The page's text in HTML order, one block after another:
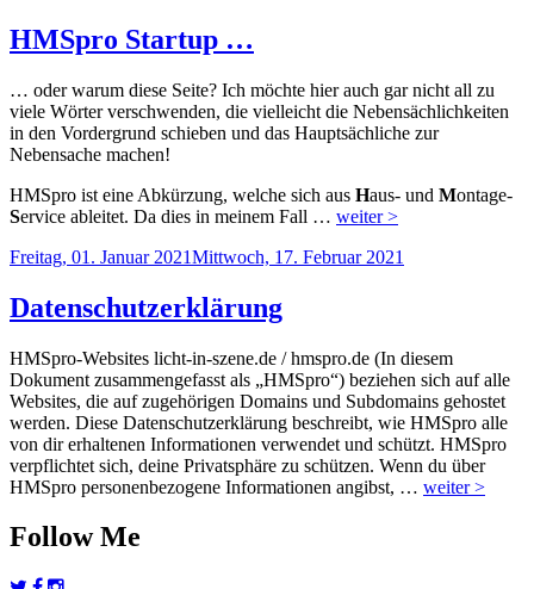
HMSpro Startup …
… oder warum diese Seite? Ich möchte hier auch gar nicht all zu
viele Wörter verschwenden, die vielleicht die Nebensächlichkeiten
in den Vordergrund schieben und das Hauptsächliche zur
Nebensache machen!
HMSpro ist eine Abkürzung, welche sich aus Haus- und Montage-
Service ableitet. Da dies in meinem Fall … weiter >
Veröffentlicht
Freitag, 01. Januar 2021Mittwoch, 17. Februar 2021
Datenschutzerklärung
HMSpro-Websites licht-in-szene.de / hmspro.de (In diesem
Dokument zusammengefasst als „HMSpro“) beziehen sich auf alle
Websites, die auf zugehörigen Domains und Subdomains gehostet
werden. Diese Datenschutzerklärung beschreibt, wie HMSpro alle
von dir erhaltenen Informationen verwendet und schützt. HMSpro
verpflichtet sich, deine Privatsphäre zu schützen. Wenn du über
HMSpro personenbezogene Informationen angibst, … weiter >
Follow Me